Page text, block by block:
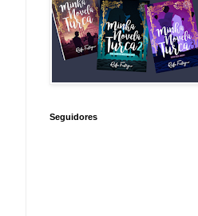
Seguidores